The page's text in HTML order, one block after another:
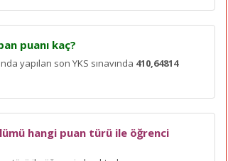
puanı kaç?
yapılan son YKS sınavında 410,64814
hangi puan türü ile öğrenci